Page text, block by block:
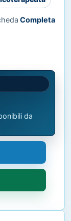
Completa
da